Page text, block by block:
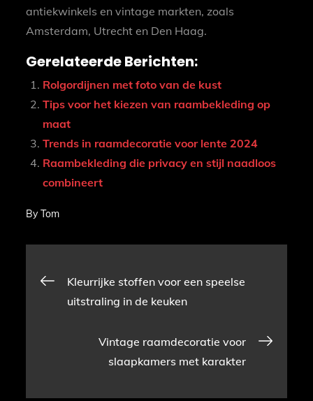
antiekwinkels en vintage markten, zoals
Amsterdam, Utrecht en Den Haag.
Gerelateerde Berichten:
Rolgordijnen met foto van de kust
Tips voor het kiezen van raambekleding op
maat
Trends in raamdecoratie voor lente 2024
Raambekleding die privacy en stijl naadloos
combineert
ByTom
Bericht
navigatie
Kleurrijke stoffen voor een speelse
uitstraling in de keuken
Vintage raamdecoratie voor
slaapkamers met karakter